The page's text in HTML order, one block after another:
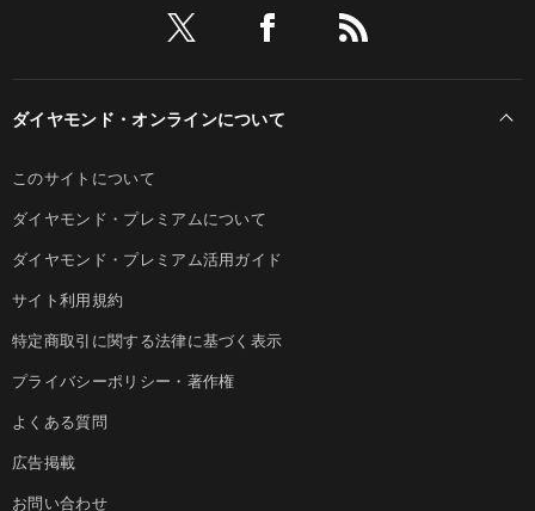
ダイヤモンド・オンラインについて
このサイトについて
ダイヤモンド・プレミアムについて
ダイヤモンド・プレミアム活用ガイド
サイト利用規約
特定商取引に関する法律に基づく表示
プライバシーポリシー・著作権
よくある質問
広告掲載
お問い合わせ